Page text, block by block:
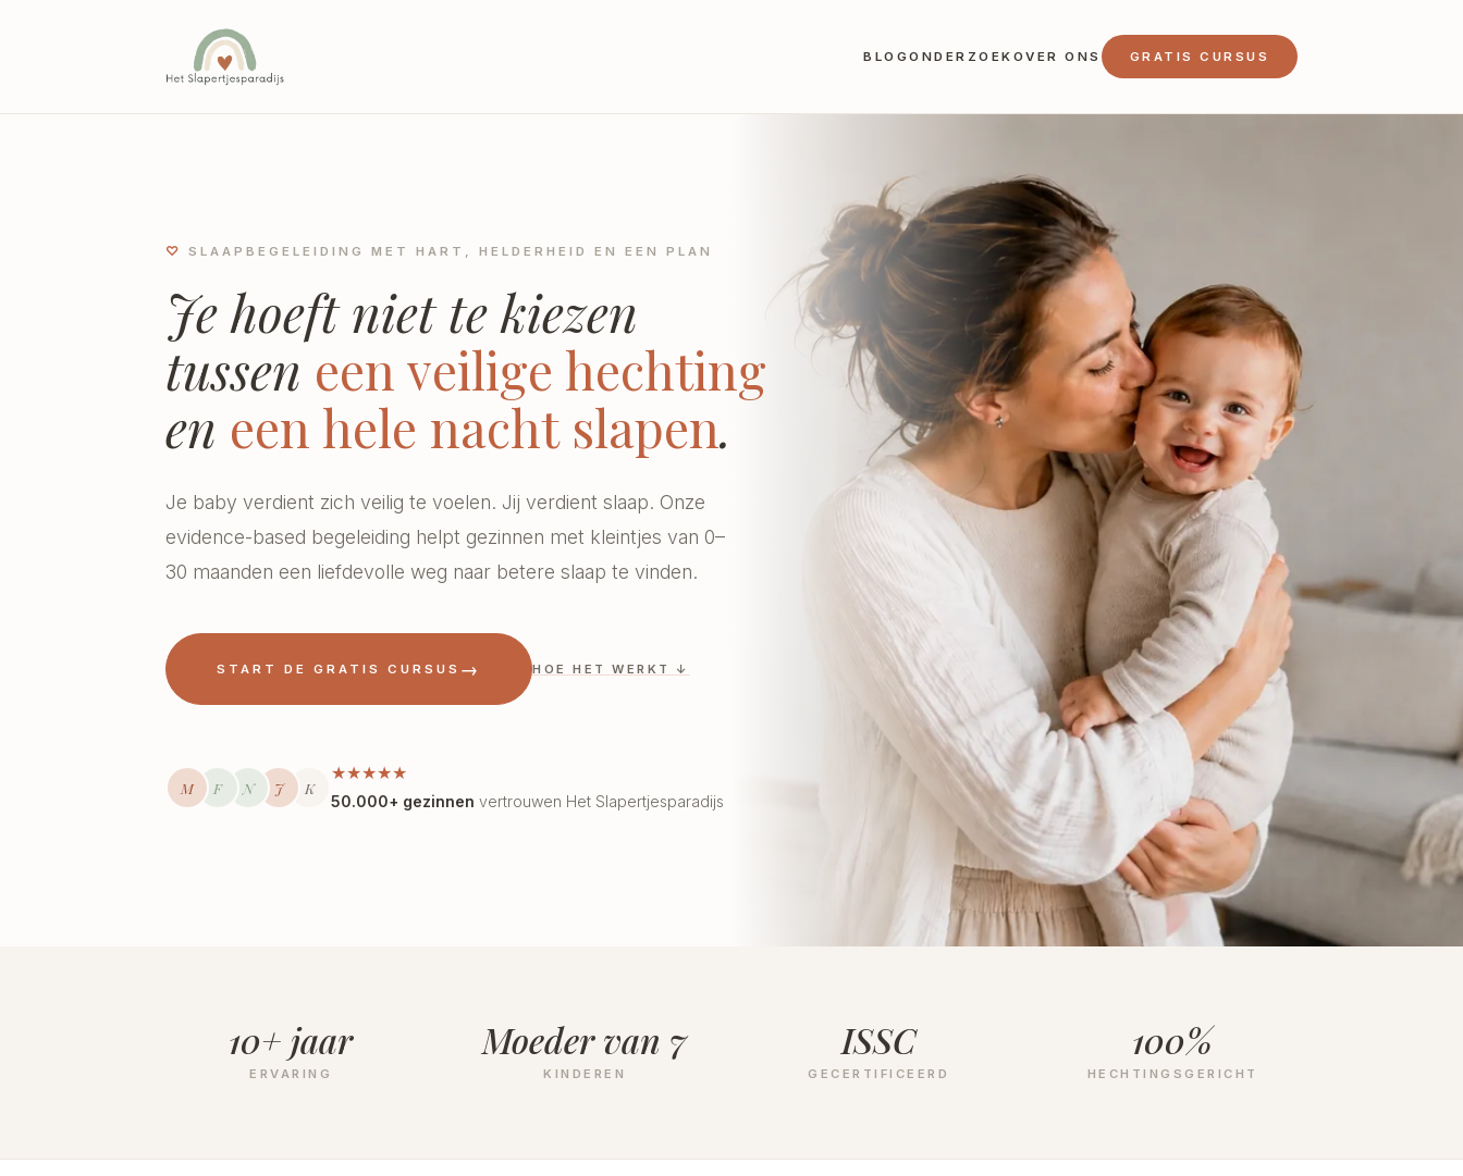
BLOGONDERZOEK OVER ONS GRATIS CURSUS
♡ SLAAPBEGELEIDING MET HART, HELDERHEID EN EEN PLAN
Je hoeft niet te kiezen
tussen een veilige hechting
en een hele nacht slapen.
Je baby verdient zich veilig te voelen. Jij verdient slaap. Onze
evidence-based begeleiding helpt gezinnen met kleintjes van 0–
30 maanden een liefdevolle weg naar betere slaap te vinden.
START DE GRATIS CURSUS → HOE HET WERKT ↓
M F N J K
★★★★★
50.000+ gezinnen vertrouwen Het Slapertjesparadijs
10+ jaar
ERVARING
Moeder van 7
KINDEREN
ISSC
GECERTIFICEERD
100%
HECHTINGSGERICHT